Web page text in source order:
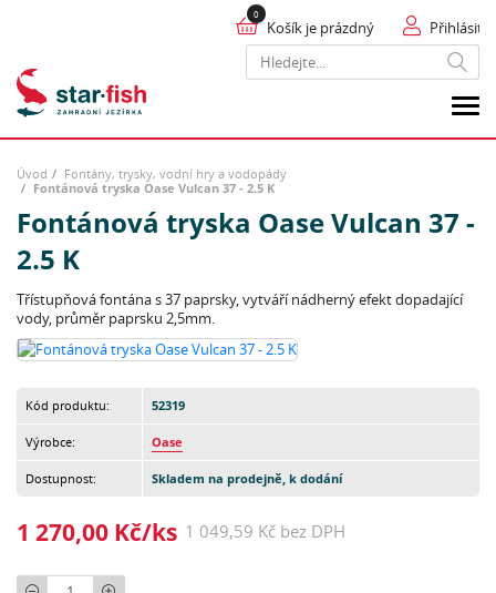
Hledat
Přihlásit
Košík je prázdný
Úvod
Fontány, trysky, vodní hry a vodopády
Fontánová tryska Oase Vulcan 37 - 2.5 K
Fontánová tryska Oase Vulcan 37 -
2.5 K
Třístupňová fontána s 37 paprsky, vytváří nádherný efekt dopadající
vody, průměr paprsku 2,5mm.
Kód produktu: 52319
Výrobce: Oase
Dostupnost: Skladem na prodejně, k dodání
1 270,00 Kč/ks 1 049,59 Kč bez DPH
Počet